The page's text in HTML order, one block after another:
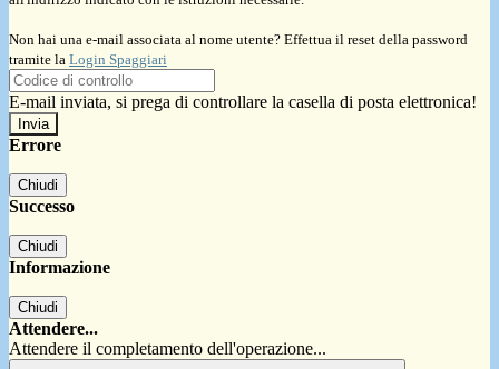
Non hai una e-mail associata al nome utente? Effettua il reset della password
tramite la Login Spaggiari
E-mail inviata, si prega di controllare la casella di posta elettronica!
Errore
Chiudi
Successo
Chiudi
Informazione
Chiudi
Attendere...
Attendere il completamento dell'operazione...